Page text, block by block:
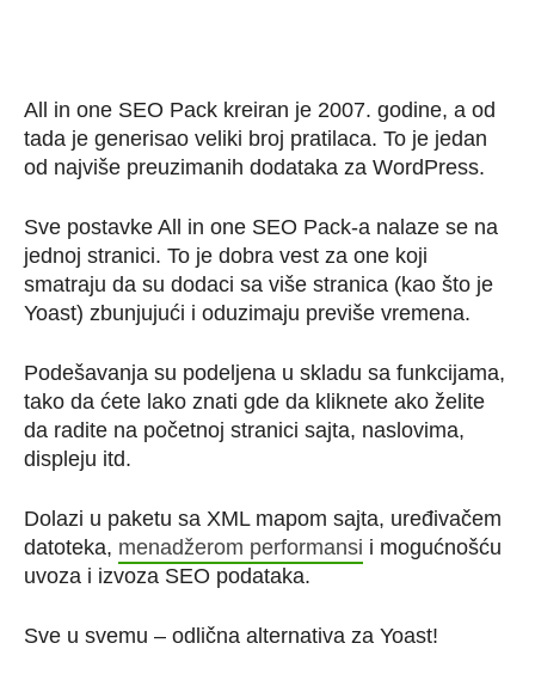
All in one SEO Pack kreiran je 2007. godine, a od
tada je generisao veliki broj pratilaca. To je jedan
od najviše preuzimanih dodataka za WordPress.
Sve postavke All in one SEO Pack-a nalaze se na
jednoj stranici. To je dobra vest za one koji
smatraju da su dodaci sa više stranica (kao što je
Yoast) zbunjujući i oduzimaju previše vremena.
Podešavanja su podeljena u skladu sa funkcijama,
tako da ćete lako znati gde da kliknete ako želite
da radite na početnoj stranici sajta, naslovima,
displeju itd.
Dolazi u paketu sa XML mapom sajta, uređivačem
datoteka, menadžerom performansi i mogućnošću
uvoza i izvoza SEO podataka.
Sve u svemu – odlična alternativa za Yoast!